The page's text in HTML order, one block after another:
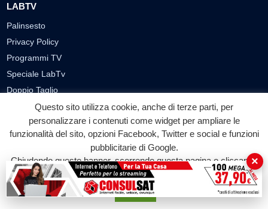
LABTV
Palinsesto
Privacy Policy
Programmi TV
Speciale LabTv
Doppio Taglio
Free sport
L’Orlando Curioso
La Bottega di Filosofia
Le Voci del Parco
Parliamo di…
Questo sito utilizza cookie, anche di terze parti, per
personalizzare i contenuti come widget per ampliare le
funzionalità del sito, opzioni Facebook, Twitter e social e funzioni
pubblicitarie di Google.
Chiudendo questo banner, scorrendo questa pagina o cliccando
su qualunque suo elemento acconsenti all'uso dei cookie.
Accetta
×